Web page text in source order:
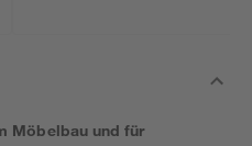
Möbelbau und für